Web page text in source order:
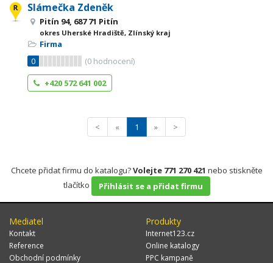
Slámečka Zdeněk
Pitín 94, 687 71 Pitín
okres Uherské Hradiště, Zlínský kraj
Firma
0
(0 hodnocení)
+420 572 641 002
< « 1 » >
Chcete přidat firmu do katalogu?Volejte 771 270 421 nebo stiskněte
tlačítko
Přihlásit se a přidat firmu
Mediatel
Kontakt
Reference
Obchodní podmínky
Produkty
Internet123.cz
Online katalogy
PPC kampaně